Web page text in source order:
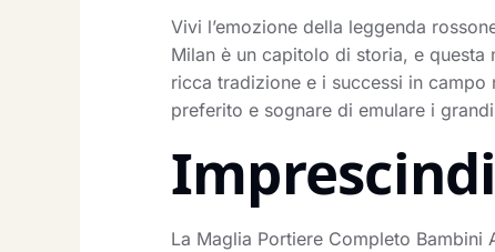
Vivi l’emozione della leggenda
Milan è un capitolo di storia, e
ricca tradizione e i successi in
preferito e sognare di emulare i
La Maglia Portiere Completo